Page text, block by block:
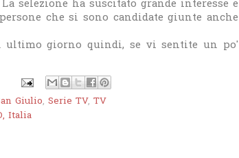
selezione ha suscitato grande interesse e
che si sono candidate giunte anche
ultimo giorno quindi, se vi sentite un po'
Giulio, Serie TV, TV
Italia